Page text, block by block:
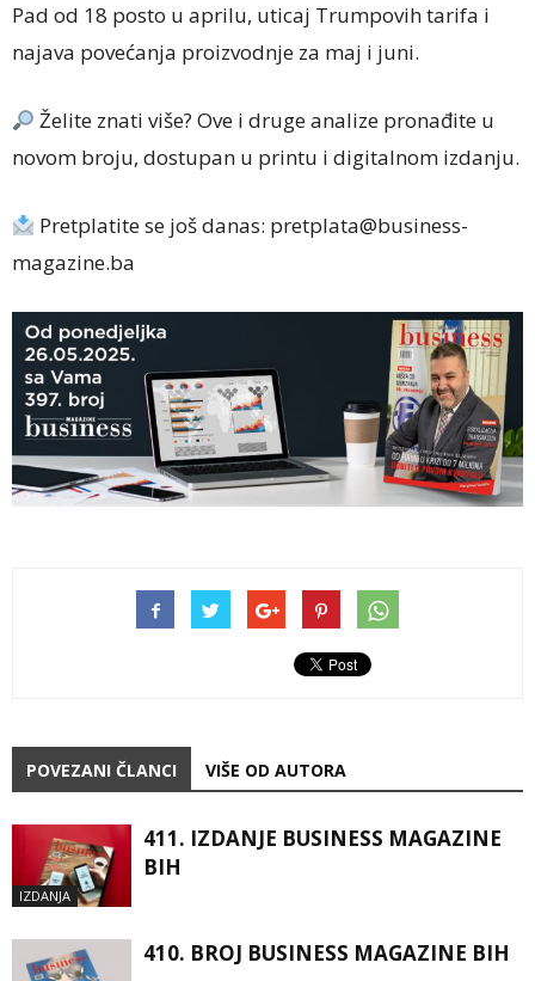
Pad od 18 posto u aprilu, uticaj Trumpovih tarifa i
najava povećanja proizvodnje za maj i juni.
Želite znati više? Ove i druge analize pronađite u
novom broju, dostupan u printu i digitalnom izdanju.
Pretplatite se još danas: pretplata@business-
magazine.ba
POVEZANI ČLANCI VIŠE OD AUTORA
IZDANJA
411. IZDANJE BUSINESS MAGAZINE
BIH
410. BROJ BUSINESS MAGAZINE BIH